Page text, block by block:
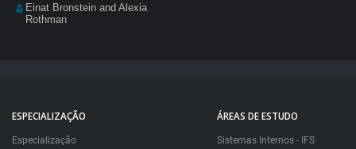
Einat Bronstein and Alexia
Rothman
ESPECIALIZAÇÃO
Especialização
ÁREAS DE ESTUDO
Sistemas Internos - IFS